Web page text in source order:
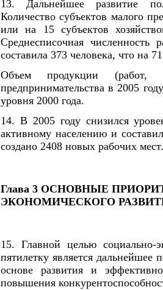
13. Дальнейшее развитие
Количество субъектов малого
или на 15 субъектов
Среднесписочная численность
составила 373 человека, что на
Объем продукции (работ,
предпринимательства в 2005
уровня 2000 года.
14. В 2005 году снизился
активному населению и
создано 2408 новых рабочих мест.
Глава 3 ОСНОВНЫЕ
ЭКОНОМИЧЕСКОГО
15. Главной целью социально-
пятилетку является
основе развития и
повышения